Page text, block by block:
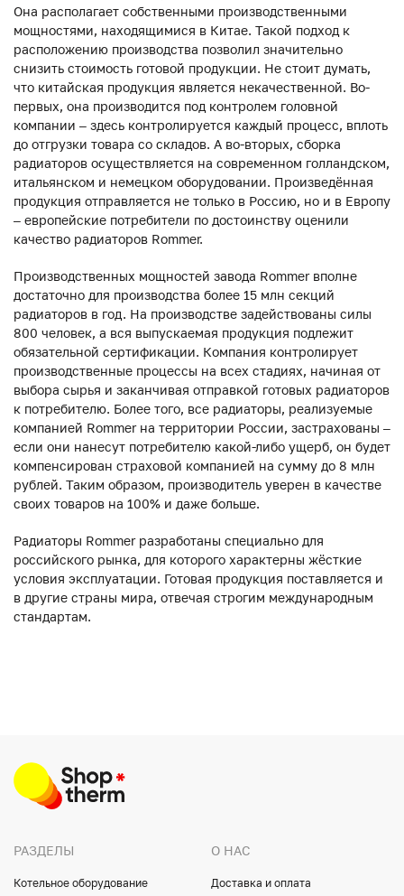
Она располагает собственными производственными
мощностями, находящимися в Китае. Такой подход к
расположению производства позволил значительно
снизить стоимость готовой продукции. Не стоит думать,
что китайская продукция является некачественной. Во-
первых, она производится под контролем головной
компании – здесь контролируется каждый процесс, вплоть
до отгрузки товара со складов. А во-вторых, сборка
радиаторов осуществляется на современном голландском,
итальянском и немецком оборудовании. Произведённая
продукция отправляется не только в Россию, но и в Европу
– европейские потребители по достоинству оценили
качество радиаторов Rommer.
Производственных мощностей завода Rommer вполне
достаточно для производства более 15 млн секций
радиаторов в год. На производстве задействованы силы
800 человек, а вся выпускаемая продукция подлежит
обязательной сертификации. Компания контролирует
производственные процессы на всех стадиях, начиная от
выбора сырья и заканчивая отправкой готовых радиаторов
к потребителю. Более того, все радиаторы, реализуемые
компанией Rommer на территории России, застрахованы –
если они нанесут потребителю какой-либо ущерб, он будет
компенсирован страховой компанией на сумму до 8 млн
рублей. Таким образом, производитель уверен в качестве
своих товаров на 100% и даже больше.
Радиаторы Rommer разработаны специально для
российского рынка, для которого характерны жёсткие
условия эксплуатации. Готовая продукция поставляется и
в другие страны мира, отвечая строгим международным
стандартам.
РАЗДЕЛЫ
Котельное оборудование
О НАС
Доставка и оплата